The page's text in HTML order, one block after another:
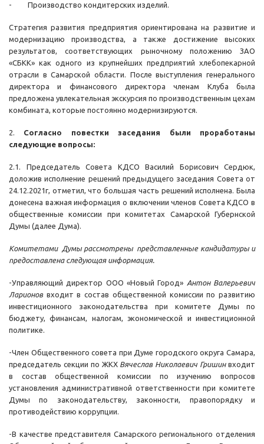
- Производство кондитерских изделий.
Стратегия развития предприятия ориентирована на развитие и
модернизацию производства, а также достижение высоких
результатов, соответствующих рыночному положению ЗАО
«СБКК» как одного из крупнейших предприятий хлебопекарной
отрасли в Самарской области. После выступления генерального
директора и финансового директора членам Клуба была
предложена увлекательная экскурсия по производственным цехам
комбината, которые постоянно модернизируются.
2. Согласно повестки заседания были проработаны
следующие вопросы:
2.1. Председатель Совета КДСО Василий Борисович Сердюк,
доложив исполнение решений предыдущего заседания Совета от
24.12.2021г, отметил, что большая часть решений исполнена. Была
донесена важная информация о включении членов Совета КДСО в
общественные комиссии при комитетах Самарской Губернской
Думы (далее Дума).
Комитетами Думы рассмотрены представленные кандидатуры и
предоставлена следующая информация.
-Управляющий директор ООО «Новый Город» Антон Валерьевич
Ларионоввходит в состав общественной комиссии по развитию
инвестиционного законодательства при комитете Думы по
бюджету, финансам, налогам, экономической и инвестиционной
политике.
-Член Общественного совета при Думе городского округа Самара,
председатель секции по ЖКХ Вячеслав Николаевич Гришинвходит
в состав общественной комиссии по изучению вопросов
установления административной ответственности при комитете
Думы по законодательству, законности, правопорядку и
противодействию коррупции.
-В качестве представителя Самарского регионального отделения